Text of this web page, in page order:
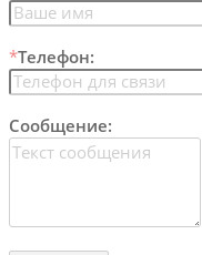
*Телефон:
Сообщение: